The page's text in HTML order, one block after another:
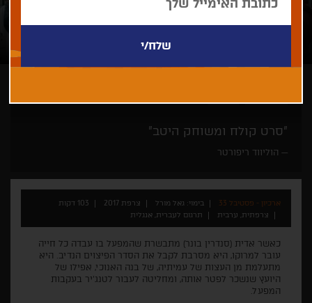
"סרט קולח ומשוחק היטב"
הוליווד ריפורטר
ארכיון - פסטיבל 33 בימוי: גאל מורל צרפת 2017
103 דקות
צרפתית, ערבית
תרגום לעברית, אנגלית
כאשר אדית (סנדרין בונר) מתבשרת שהמפעל בו עבדה כל חייה
עובר למרוקו, היא מסרבת לקבל את הסדר הפיצוים הנדיב. היא
מתעלמת מן העצות של עמיתיה, של בנה האנוכי, אפילו של
היועץ שנשכר לפטר אותה, ומחליטה לעבור לטנג'יר בעקבות
המפעל.